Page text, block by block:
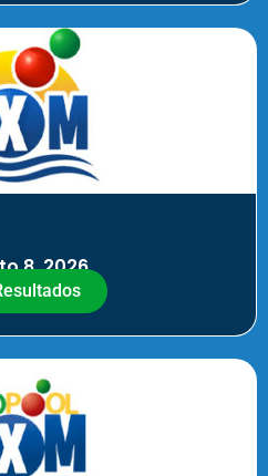
- Pick 3 Pick 4
8, 2026